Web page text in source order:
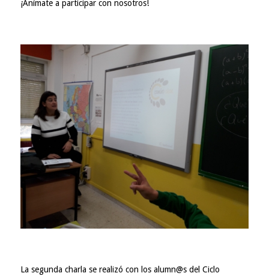
¡Anímate a participar con nosotros!
La segunda charla se realizó con los alumn@s del Ciclo